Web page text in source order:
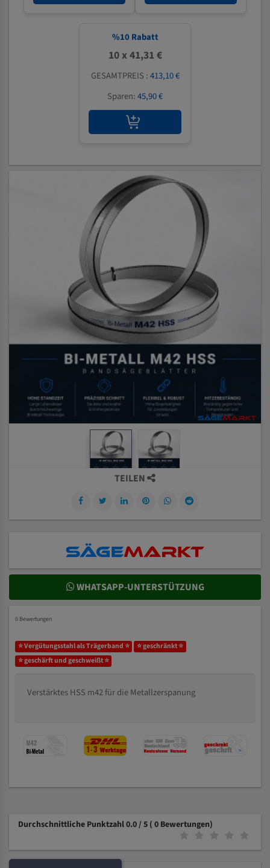
%10 Rabatt
10 x 41,31 €
GESAMTPREIS :413,10 €
Sparen:45,90 €
TEILEN
WHATSAPP-UNTERSTÜTZUNG
0 Bewertungen
⭐ Vergütungsstahl als Trägerband ⭐
⭐ geschränkt ⭐
⭐ geschärft und geschweißt ⭐
Verstärktes HSS m42 für die Metallzerspanung
Durchschnittliche Punktzahl 0.0 / 5 ( 0 Bewertungen)